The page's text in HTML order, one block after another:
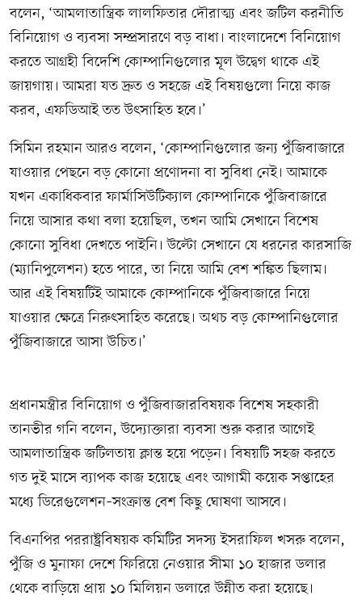
বলেন, ‘আমলাতান্ত্রিক লালফিতার দৌরাত্ম্য এবং জটিল করনীতি
বিনিয়োগ ও ব্যবসা সম্প্রসারণে বড় বাধা। বাংলাদেশে বিনিয়োগ
করতে আগ্রহী বিদেশি কোম্পানিগুলোর মূল উদ্বেগ থাকে এই
জায়গায়। আমরা যত দ্রুত ও সহজে এই বিষয়গুলো নিয়ে কাজ
করব, এফডিআই তত উৎসাহিত হবে।’
সিমিন রহমান আরও বলেন, ‘কোম্পানিগুলোর জন্য পুঁজিবাজারে
যাওয়ার পেছনে বড় কোনো প্রণোদনা বা সুবিধা নেই। আমাকে
যখন একাধিকবার ফার্মাসিউটিক্যাল কোম্পানিকে পুঁজিবাজারে
নিয়ে আসার কথা বলা হয়েছিল, তখন আমি সেখানে বিশেষ
কোনো সুবিধা দেখতে পাইনি। উল্টো সেখানে যে ধরনের কারসাজি
(ম্যানিপুলেশন) হতে পারে, তা নিয়ে আমি বেশ শঙ্কিত ছিলাম।
আর এই বিষয়টিই আমাকে কোম্পানিকে পুঁজিবাজারে নিয়ে
যাওয়ার ক্ষেত্রে নিরুৎসাহিত করেছে। অথচ বড় কোম্পানিগুলোর
পুঁজিবাজারে আসা উচিত।’
প্রধানমন্ত্রীর বিনিয়োগ ও পুঁজিবাজারবিষয়ক বিশেষ সহকারী
তানভীর গনি বলেন, উদ্যোক্তারা ব্যবসা শুরু করার আগেই
আমলাতান্ত্রিক জটিলতায় ক্লান্ত হয়ে পড়েন। বিষয়টি সহজ করতে
গত দুই মাসে ব্যাপক কাজ হয়েছে এবং আগামী কয়েক সপ্তাহের
মধ্যে ডিরেগুলেশন–সংক্রান্ত বেশ কিছু ঘোষণা আসবে।
বিএনপির পররাষ্ট্রবিষয়ক কমিটির সদস্য ইসরাফিল খসরু বলেন,
পুঁজি ও মুনাফা দেশে ফিরিয়ে নেওয়ার সীমা ১০ হাজার ডলার
থেকে বাড়িয়ে প্রায় ১০ মিলিয়ন ডলারে উন্নীত করা হয়েছে।